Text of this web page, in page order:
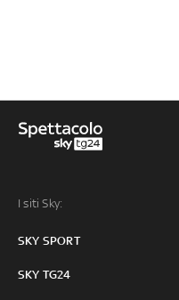
I siti Sky:
SKY SPORT
SKY TG24